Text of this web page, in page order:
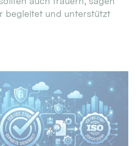
begleitet und unterstützt